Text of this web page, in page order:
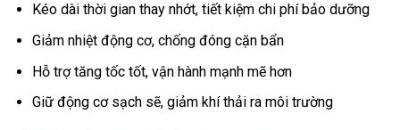
Kéo dài thời gian thay nhớt, tiết kiệm chi phí bảo dưỡng
Giảm nhiệt động cơ, chống đóng cặn bẩn
Hỗ trợ tăng tốc tốt, vận hành mạnh mẽ hơn
Giữ động cơ sạch sẽ, giảm khí thải ra môi trường